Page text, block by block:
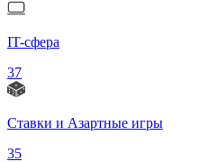
IT-сфера
37
Ставки и Азартные игры
35